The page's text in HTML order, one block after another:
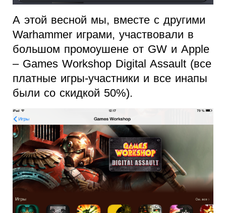
А этой весной мы, вместе с другими
Warhammer играми, участвовали в
большом промоушене от GW и Apple
– Games Workshop Digital Assault (все
платные игры-участники и все инапы
были со скидкой 50%).